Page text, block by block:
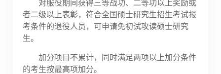
对服役期间获得三等战功、二等功以上奖励或
者二级以上表彰，符合全国硕士研究生招生考试报
考条件的退役人员，可申请免初试攻读硕士研究
生。
加分项目不累计，同时满足两项以上加分条件
的考生按最高项加分。